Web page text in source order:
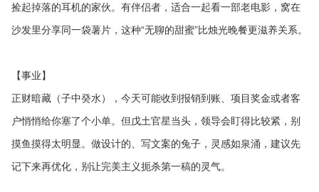
捡起掉落的耳机的家伙。有伴侣者，适合一起看一部老电影，窝在
沙发里分享同一袋薯片，这种“无聊的甜蜜”比烛光晚餐更滋养关系。
【事业】
正财暗藏（子中癸水），今天可能收到报销到账、项目奖金或者客
户悄悄给你塞了个小单。但戊土官星当头，领导会盯得比较紧，别
摸鱼摸得太明显。做设计的、写文案的兔子，灵感如泉涌，建议先
记下来再优化，别让完美主义扼杀第一稿的灵气。